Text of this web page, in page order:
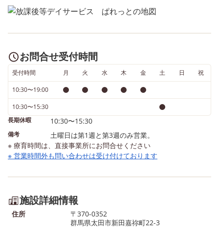
お問合せ受付時間
受付時間 月 火 水 木 金 土 日 祝
10:30〜19:00
10:30〜15:30
長期休暇
10:30〜15:30
備考
土曜日は第1週と第3週のみ営業。
※ 療育時間は、直接事業所にお問合せください
※ 営業時間外も問い合わせは受け付けております
施設詳細情報
住所
〒370-0352
群馬県太田市新田嘉祢町22-3